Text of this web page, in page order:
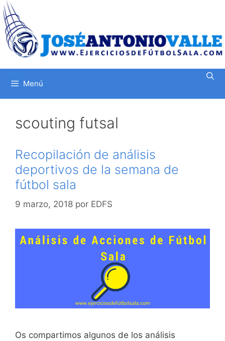
Saltar
al
contenido
Menú
scouting futsal
Recopilación de análisis
deportivos de la semana de
fútbol sala
9 marzo, 2018 por EDFS
Os compartimos algunos de los análisis